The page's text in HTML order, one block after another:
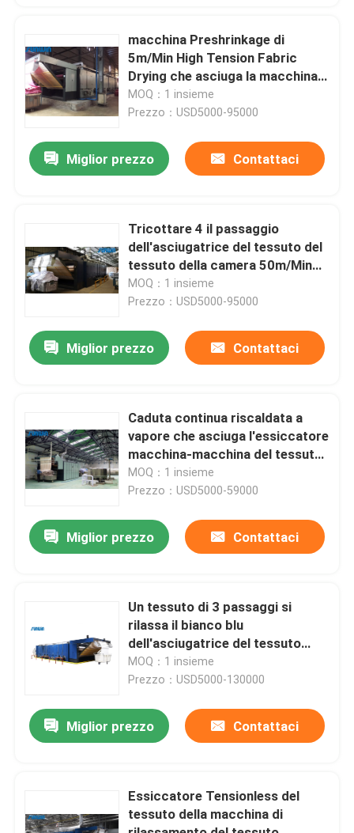
Circa noi
Giro della fabbrica
Contattici
Richieda una citazione
macchina dello stenter del tessuto
Macchina di Stenter del tessuto
macchina Preshrinkage di
5m/Min High Tension Fabric
Drying che asciuga la macchina
più asciutta del tessuto
MOQ：1 insieme
Prezzo：USD5000-95000
Miglior prezzo Contattaci
Tricottare 4 il passaggio
dell'asciugatrice del tessuto del
tessuto della camera 50m/Min
Relax Dryer Machine 3
MOQ：1 insieme
Prezzo：USD5000-95000
Miglior prezzo Contattaci
Caduta continua riscaldata a
vapore che asciuga l'essiccatore
macchina-macchina del tessuto
di rifinitura dell'asciugamano
MOQ：1 insieme
Prezzo：USD5000-59000
Miglior prezzo Contattaci
Un tessuto di 3 passaggi si
rilassa il bianco blu
dell'asciugatrice del tessuto
dell'essiccatore
MOQ：1 insieme
Prezzo：USD5000-130000
Miglior prezzo Contattaci
Essiccatore Tensionless del
tessuto della macchina di